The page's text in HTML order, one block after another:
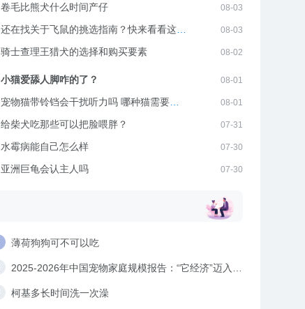
卷毛比熊犬什么时间产仔 08-03
还在找关于飞鼠的挑选指南？快来看看这里
吧
08-03
骑士查理王猎犬的选择和购买要素 08-02
小猫爱舔人脚咋的了？ 08-01
宠物猫带铃铛会干扰听力吗 哪种猫需要带
铃铛
08-01
给柴犬吃那些可以把脸喂胖？ 07-31
水霉病能自己怎么样 07-30
亚洲巨龟会认主人吗 07-30
薄荷狗狗可不可以吃
2025-2026年中国宠物家庭规模报告：“它经济”迈入价
值深耕新阶段
柯基多长时间洗一次澡